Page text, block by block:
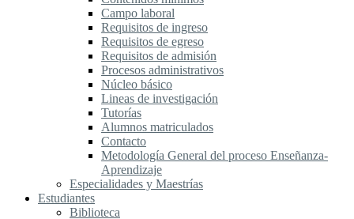
Campo laboral
Requisitos de ingreso
Requisitos de egreso
Requisitos de admisión
Procesos administrativos
Núcleo básico
Lineas de investigación
Tutorías
Alumnos matriculados
Contacto
Metodología General del proceso Enseñanza-
Aprendizaje
Especialidades y Maestrías
Estudiantes
Biblioteca